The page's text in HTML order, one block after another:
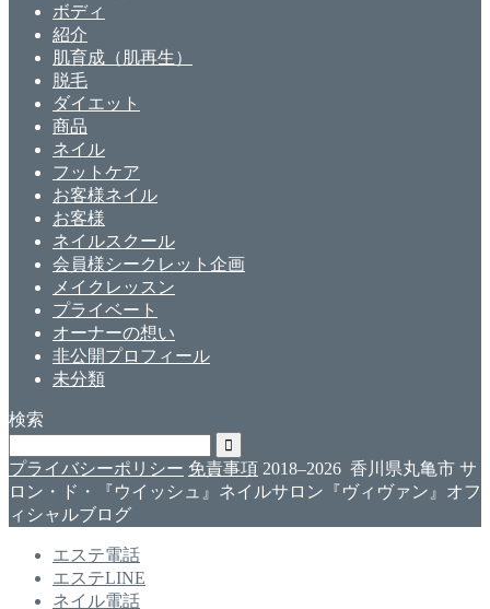
ボディ
紹介
肌育成（肌再生）
脱毛
ダイエット
商品
ネイル
フットケア
お客様ネイル
お客様
ネイルスクール
会員様シークレット企画
メイクレッスン
プライベート
オーナーの想い
非公開プロフィール
未分類
検索
プライバシーポリシー 免責事項 2018–2026 香川県丸亀市 サ
ロン・ド・『ウイッシュ』ネイルサロン『ヴィヴァン』オフ
ィシャルブログ
エステ電話
エステLINE
ネイル電話